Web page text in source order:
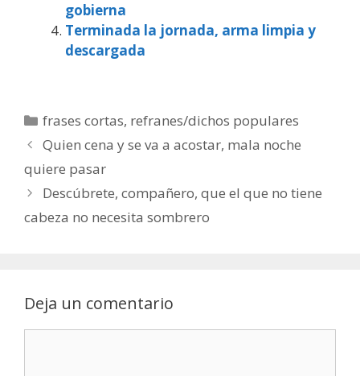
gobierna
Terminada la jornada, arma limpia y
descargada
Categorías
frases cortas, refranes/dichos populares
Quien cena y se va a acostar, mala noche
quiere pasar
Descúbrete, compañero, que el que no tiene
cabeza no necesita sombrero
Deja un comentario